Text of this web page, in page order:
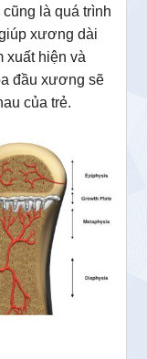
là quá trình
xương dài
xuất hiện và
đầu xương sẽ
của trẻ.